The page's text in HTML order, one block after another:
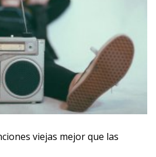
viejas mejor que las